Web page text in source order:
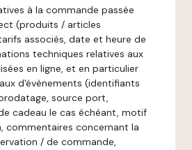
à la commande passée
(produits / articles
associés, date et heure de
techniques relatives aux
en ligne, et en particulier
d'évènements (identifiants
source port,
cadeau le cas échéant, motif
commentaires concernant la
/ de commande,